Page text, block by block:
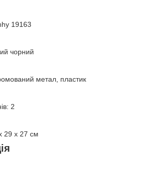
19163
чорний
метал, пластик
2
29 x 27 см